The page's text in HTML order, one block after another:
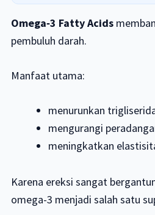
Omega‑3 Fatty Acids
pembuluh darah.
Manfaat utama:
menurunkan
mengurangi
meningkatkan
Karena ereksi sangat
omega-3 menjadi salah satu